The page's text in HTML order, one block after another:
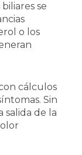
se
o los
cálculos
Sin
salida de la